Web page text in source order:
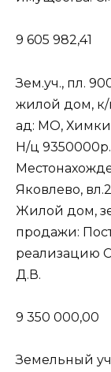
9 605 982,41
Зем.уч., пл.
жилой дом, к/
ад: МО,
Н/ц
Яковлево,
Жилой дом,
продажи:
реализацию
Д.В.
9 350 000,00
Земельный